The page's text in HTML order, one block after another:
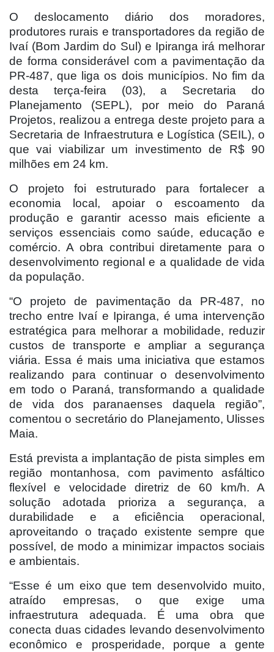
O deslocamento diário dos moradores,
produtores rurais e transportadores da região de
Ivaí (Bom Jardim do Sul) e Ipiranga irá melhorar
de forma considerável com a pavimentação da
PR-487, que liga os dois municípios. No fim da
desta terça-feira (03), a Secretaria do
Planejamento (SEPL), por meio do Paraná
Projetos, realizou a entrega deste projeto para a
Secretaria de Infraestrutura e Logística (SEIL), o
que vai viabilizar um investimento de R$ 90
milhões em 24 km.
O projeto foi estruturado para fortalecer a
economia local, apoiar o escoamento da
produção e garantir acesso mais eficiente a
serviços essenciais como saúde, educação e
comércio. A obra contribui diretamente para o
desenvolvimento regional e a qualidade de vida
da população.
“O projeto de pavimentação da PR-487, no
trecho entre Ivaí e Ipiranga, é uma intervenção
estratégica para melhorar a mobilidade, reduzir
custos de transporte e ampliar a segurança
viária. Essa é mais uma iniciativa que estamos
realizando para continuar o desenvolvimento
em todo o Paraná, transformando a qualidade
de vida dos paranaenses daquela região”,
comentou o secretário do Planejamento, Ulisses
Maia.
Está prevista a implantação de pista simples em
região montanhosa, com pavimento asfáltico
flexível e velocidade diretriz de 60 km/h. A
solução adotada prioriza a segurança, a
durabilidade e a eficiência operacional,
aproveitando o traçado existente sempre que
possível, de modo a minimizar impactos sociais
e ambientais.
“Esse é um eixo que tem desenvolvido muito,
atraído empresas, o que exige uma
infraestrutura adequada. É uma obra que
conecta duas cidades levando desenvolvimento
econômico e prosperidade, porque a gente